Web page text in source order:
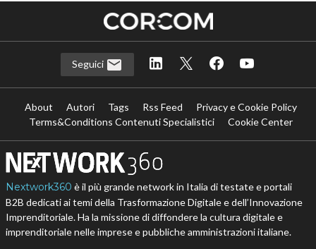
Seguici
About Autori Tags Rss Feed
Privacy e Cookie Policy
Terms&Conditions Contenuti Specialistici
Cookie Center
Nextwork360 è il più grande network in Italia di testate e portali
B2B dedicati ai temi della Trasformazione Digitale e dell’Innovazione
Imprenditoriale. Ha la missione di diffondere la cultura digitale e
imprenditoriale nelle imprese e pubbliche amministrazioni italiane.